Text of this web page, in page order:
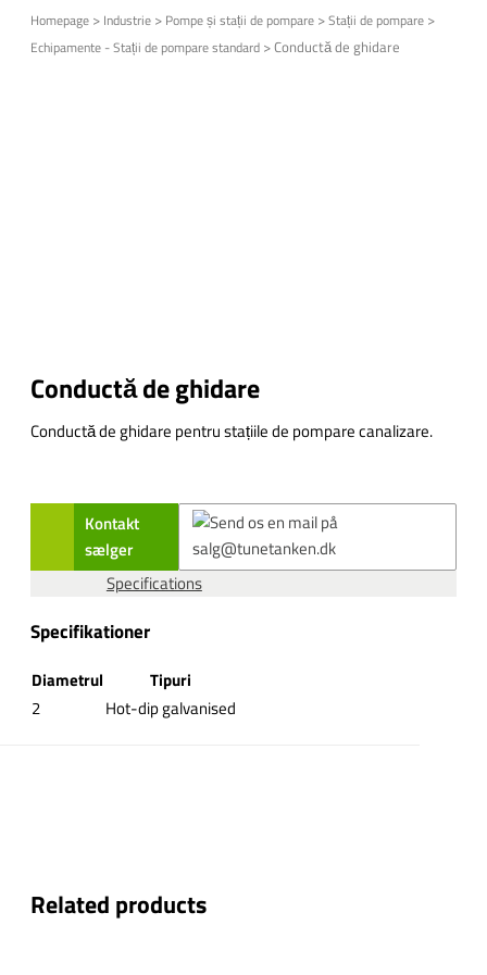
Homepage > Industrie > Pompe și stații de pompare >Stații de pompare >
Echipamente - Stații de pompare standard >Conductă de ghidare
Conductă de ghidare
Conductă de ghidare pentru stațiile de pompare canalizare.
Kontakt
sælger
Specifications
Specifikationer
Diametrul
Tipuri
2
Hot-dip galvanised
Related products